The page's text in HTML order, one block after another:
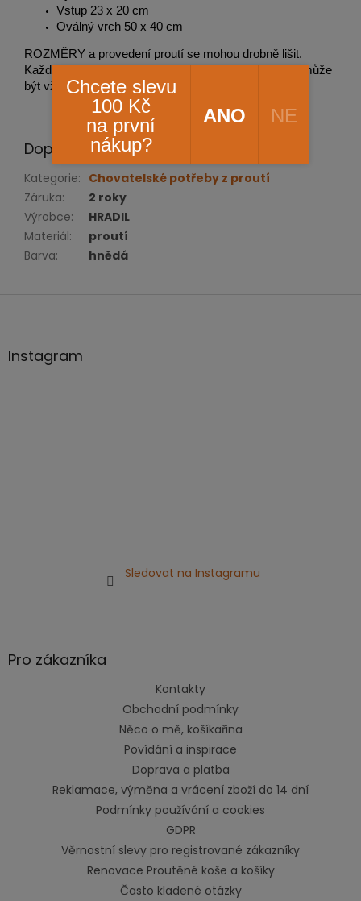
Vstup 23 x 20 cm
Oválný vrch 50 x 40 cm
ROZMĚRY a provedení proutí se mohou drobně lišit.
Každá výroba proutěného zboží je jedinečná a tak nemůže
být vždy na 100% rozměrově a provedením stejná.
Doplňkové parametry
Kategorie: Chovatelské potřeby z proutí
Záruka:
2 roky
Výrobce:
HRADIL
Materiál:
proutí
Barva: hnědá
aInstagram
Sledovat na Instagramu
Pro zákazníka
Kontakty
Obchodní podmínky
Něco o mě, košíkařina
Povídání a inspirace
Doprava a platba
Reklamace, výměna a vrácení zboží do 14 dní
Podmínky používání a cookies
GDPR
Věrnostní slevy pro registrované zákazníky
Renovace Proutěné koše a košíky
Často kladené otázky
Chcete slevu
100 Kč
na první
nákup?
ANO NE